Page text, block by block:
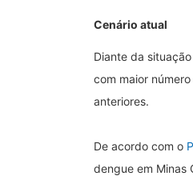
Cenário atual
Diante da
com maior
anteriores.
De acordo com o
dengue em Minas